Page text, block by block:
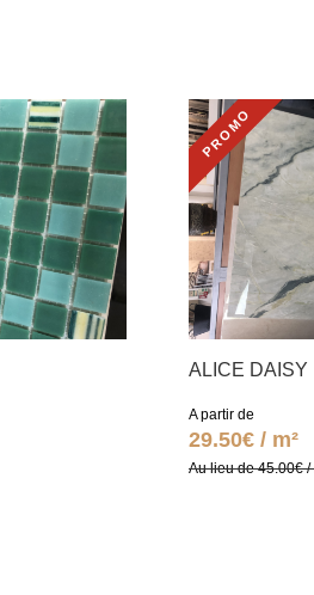
PROMO
ALICE DAISY
A partir de
29.50€ / m²
Au lieu de 45.00€ /